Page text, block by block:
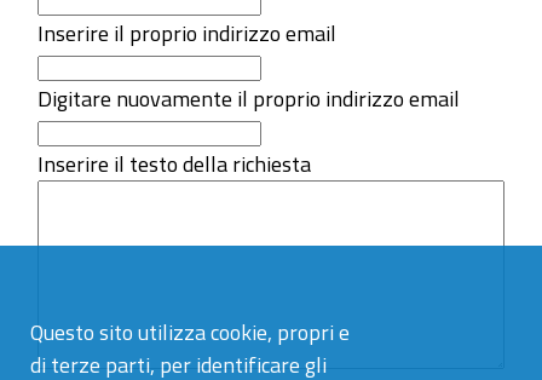
Questo sito utilizza cookie, propri e
di terze parti, per identificare gli
Inserire il proprio indirizzo email
Digitare nuovamente il proprio indirizzo email
Inserire il testo della richiesta